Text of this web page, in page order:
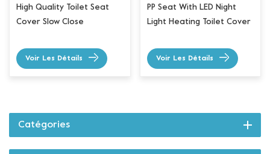
High Quality Toilet Seat
Cover Slow Close
Voir Les Détails
PP Seat With LED Night
Light Heating Toilet Cover
Voir Les Détails
Catégories